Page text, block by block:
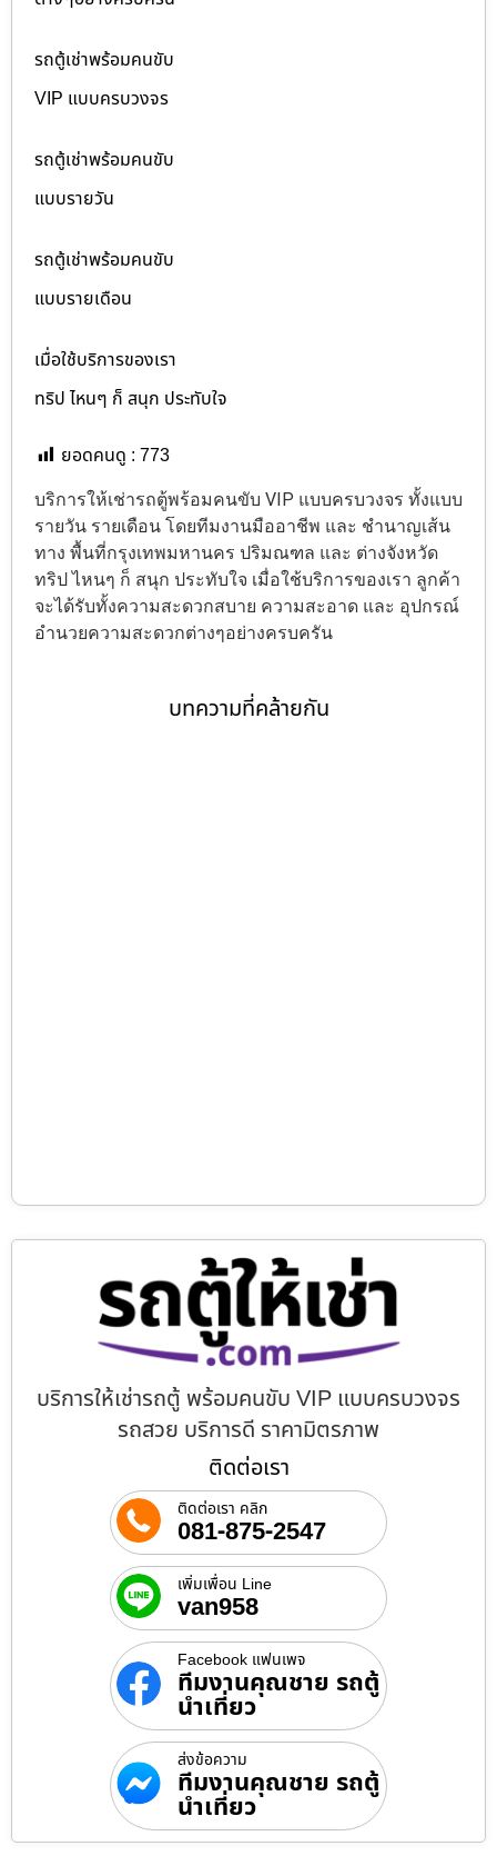
รถตู้เช่าพร้อมคนขับ
VIP แบบครบวงจร
รถตู้เช่าพร้อมคนขับ
แบบรายวัน
รถตู้เช่าพร้อมคนขับ
แบบรายเดือน
เมื่อใช้บริการของเรา
ทริป ไหนๆ ก็ สนุก ประทับใจ
ยอดคนดู : 773
บริการให้เช่ารถตู้พร้อมคนขับ VIP แบบครบวงจร ทั้งแบบ
รายวัน รายเดือน โดยทีมงานมืออาชีพ และ ชำนาญเส้น
ทาง พื้นที่กรุงเทพมหานคร ปริมณฑล และ ต่างจังหวัด
ทริป ไหนๆ ก็ สนุก ประทับใจ เมื่อใช้บริการของเรา ลูกค้า
จะได้รับทั้งความสะดวกสบาย ความสะอาด และ อุปกรณ์
อำนวยความสะดวกต่างๆอย่างครบครัน
บทความที่คล้ายกัน
บริการให้เช่ารถตู้ พร้อมคนขับ VIP แบบครบวงจร
รถสวย บริการดี ราคามิตรภาพ
ติดต่อเรา
ติดต่อเรา คลิก
081-875-2547
เพิ่มเพื่อน Line
van958
Facebook แฟนเพจ
ทีมงานคุณชาย รถตู้
นำเที่ยว
ส่งข้อความ
ทีมงานคุณชาย รถตู้
นำเที่ยว